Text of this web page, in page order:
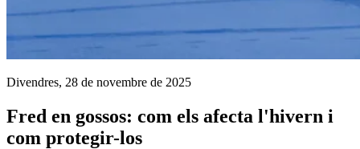
Divendres, 28 de novembre de 2025
Fred en gossos: com els afecta l'hivern i
com protegir-los